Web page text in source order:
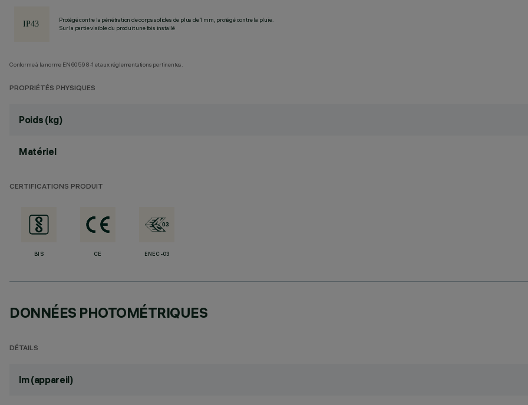
Protégé contre la pénétration de corps solides de plus de 1 mm, protégé contre la pluie.
Sur la partie visible du produit une fois installé
Conforme à la norme EN60598-1 et aux réglementations pertinentes.
PROPRIÉTÉS PHYSIQUES
Poids (kg)
Matériel
CERTIFICATIONS PRODUIT
BIS CE ENEC-03
DONNÉES PHOTOMÉTRIQUES
DÉTAILS
lm (appareil)